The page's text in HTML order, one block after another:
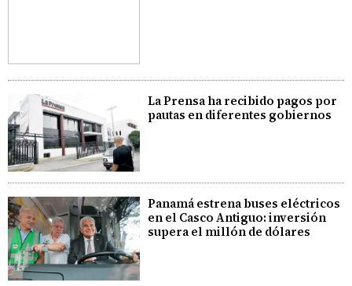
La Prensa ha recibido pagos por
pautas en diferentes gobiernos
Panamá estrena buses eléctricos
en el Casco Antiguo: inversión
supera el millón de dólares